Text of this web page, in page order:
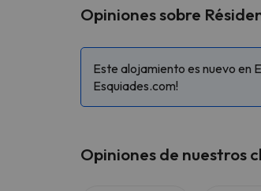
Opiniones sobre
Este alojamiento es nuevo en
Esquiades.com!
Opiniones de nuestros